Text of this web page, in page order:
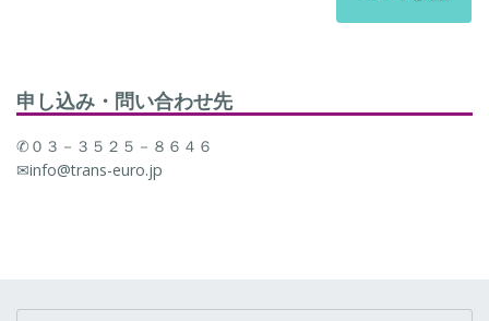
申し込み・問い合わせ先
✆０３－３５２５－８６４６
✉info@trans-euro.jp